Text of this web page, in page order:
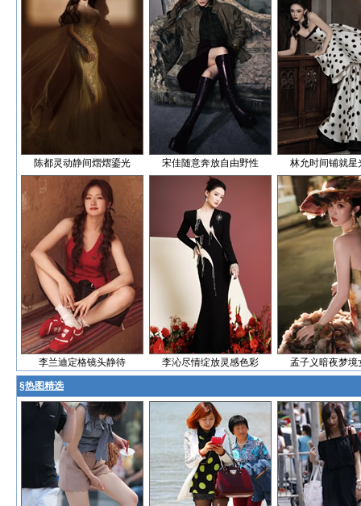
陈都灵动静间熠熠鎏光 宋佳随意奔放自由野性 林允时间铺就星
李兰迪定格镜头静待 李沁尽情绽放灵感色彩 孟子义暗夜梦境
§热图精选